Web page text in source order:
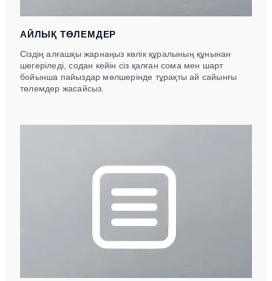
АЙЛЫҚ ТӨЛЕМДЕР
Сіздің алғашқы жарнаңыз көлік құралының құнынан
шегеріледі, содан кейін сіз қалған сома мен шарт
бойынша пайыздар мөлшерінде тұрақты ай сайынғы
төлемдер жасайсыз.